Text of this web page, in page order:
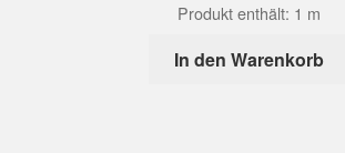
Produkt enthält: 1 m
In den Warenkorb